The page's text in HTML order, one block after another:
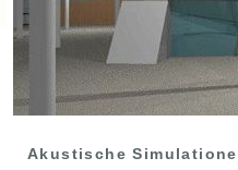
Akustische